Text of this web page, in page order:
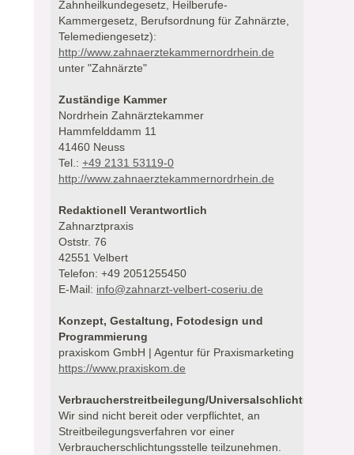
Zahnheilkundegesetz, Heilberufe-
Kammergesetz, Berufsordnung für Zahnärzte,
Telemediengesetz):
http://www.zahnaerztekammernordrhein.de
unter "Zahnärzte"
Zuständige Kammer
Nordrhein Zahnärztekammer
Hammfelddamm 11
41460 Neuss
Tel.: +49 2131 53119-0
http://www.zahnaerztekammernordrhein.de
Redaktionell Verantwortlich
Zahnarztpraxis
Oststr. 76
42551 Velbert
Telefon: +49 2051255450
E-Mail: info@zahnarzt-velbert-coseriu.de
Konzept, Gestaltung, Fotodesign und
Programmierung
praxiskom GmbH | Agentur für Praxismarketing
https://www.praxiskom.de
Verbraucherstreitbeilegung/
Wir sind nicht bereit oder verpflichtet, an
Streitbeilegungsverfahren vor einer
Verbraucherschlichtungsstelle teilzunehmen.